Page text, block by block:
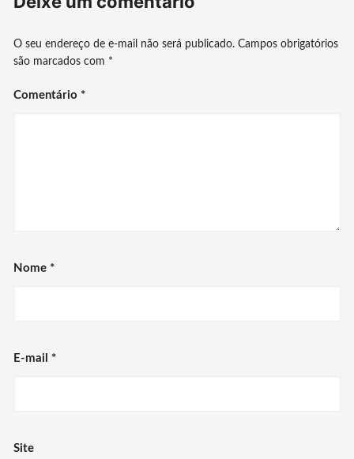
O seu endereço de e-mail não será publicado. Campos obrigatórios
são marcados com *
Comentário *
Nome *
E-mail *
Site